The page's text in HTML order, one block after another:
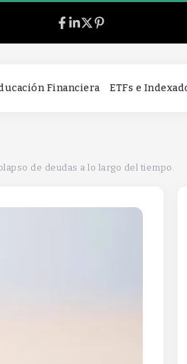
Financiera ETFs e
de deudas a lo largo del tiempo.